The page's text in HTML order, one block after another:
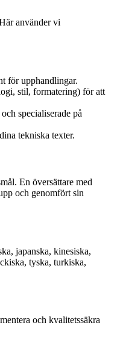
använder vi
för upphandlingar.
stil, formatering) för att
specialiserade på
tekniska texter.
En översättare med
och genomfört sin
japanska, kinesiska,
tyska, turkiska,
och kvalitetssäkra